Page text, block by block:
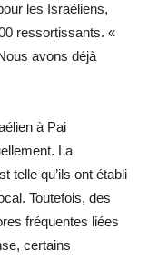
les Israéliens,
ressortissants. «
avons déjà
à Pai
La
telle qu’ils ont établi
Toutefois, des
fréquentes liées
certains